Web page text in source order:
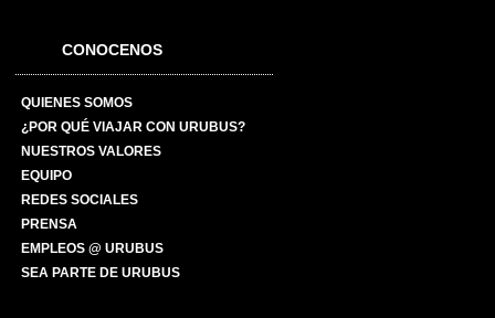
CONOCENOS
QUIENES SOMOS
¿POR QUÉ VIAJAR CON URUBUS?
NUESTROS VALORES
EQUIPO
REDES SOCIALES
PRENSA
EMPLEOS @ URUBUS
SEA PARTE DE URUBUS